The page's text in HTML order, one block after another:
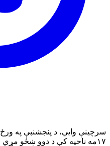
۱۷مه ناحیه کې د دوو ښځو مړي موندل شوي دي.